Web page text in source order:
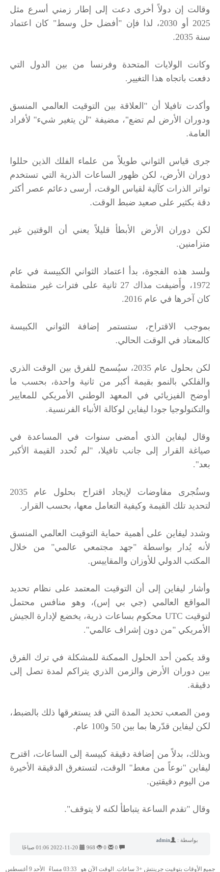
وقالت إن دولاً أخرى دعت إلى إطار زمني أسرع مثل
2025 أو 2030، لذا فإن "أفضل حل وسط" كان اعتماد
سنة 2035.
وكانت الولايات المتحدة وفرنسا من بين الدول التي
دفعت باتجاه هذا التغيير.
وأكدت تافيلا أن "العلاقة بين التوقيت العالمي المنسق
ودوران الأرض لم تضع"، مضيفة "لن يتغير شيء" لأفراد
العامة.
جرى قياس الثواني طويلاً من علماء الفلك الذين حللوا
دوران الأرض، لكن ظهور الساعات الذرية التي تستخدم
تواتر الذرات كآلية لقياس الوقت، أرسى دعائم عصر أكثر
دقة بكثير على صعيد ضبط الوقت.
لكن دوران الأرض الأبطأ قليلاً يعني أن الوقتين غير
متزامنين.
ولسد هذه الفجوة، بدأ اعتماد الثواني الكبيسة في عام
1972، وأَضيفت مذاك 27 ثانية على فترات غير منتظمة
كان آخرها في عام 2016.
بموجب الاقتراح، ستستمر إضافة الثواني الكبيسة
كالمعتاد في الوقت الحالي.
لكن بحلول عام 2035، سيُسمح للفرق بين الوقت الذري
والفلكي بالنمو بقيمة أكبر من ثانية واحدة، بحسب ما
أوضح الفيزيائي في المعهد الوطني الأمريكي للمعايير
والتكنولوجيا جودا ليفاين لوكالة الأنباء الفرنسية.
وقال ليفاين الذي أمضى سنوات في المساعدة في
صياغة القرار إلى جانب تافيلا، "لم تُحدد القيمة الأكبر
بعد".
وستُجرى مفاوضات لإيجاد اقتراح بحلول عام 2035
لتحديد تلك القيمة وكيفية التعامل معها، بحسب القرار.
وشدد ليفاين على أهمية حماية التوقيت العالمي المنسق
لأنه يُدار بواسطة "جهد مجتمعي عالمي" من خلال
المكتب الدولي للأوزان والمقاييس.
وأشار ليفاين إلى أن التوقيت المعتمد على نظام تحديد
المواقع العالمي (جي بي إس)، وهو منافس محتمل
لتوقيت UTC محكوم بساعات ذرية، يخضع لإدارة الجيش
الأمريكي "من دون إشراف عالمي".
وقد يكمن أحد الحلول الممكنة للمشكلة في ترك الفرق
بين دوران الأرض والزمن الذري يتراكم لمدة تصل إلى
دقيقة.
ومن الصعب تحديد المدة التي قد يستغرقها ذلك بالضبط،
لكن ليفاين قدّرها بما بين 50 و100 عام.
وبذلك، بدلاً من إضافة دقيقة كبيسة إلى الساعات، اقترح
ليفاين "نوعاً من مغط" الوقت، لتستغرق الدقيقة الأخيرة
من اليوم دقيقتين.
وقال "تقدم الساعة يتباطأ لكنه لا يتوقف".
بواسطة :
admin
968
جميع الأوقات بتوقيت جرينتش +3 ساعات. الوقت الآن هو 03:33 مساءً الأحد 9 أغسطس